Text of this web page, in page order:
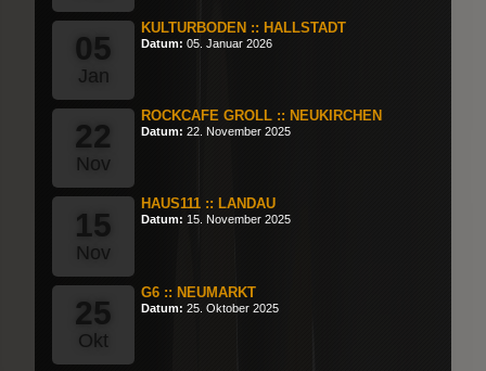
05
Jan
KULTURBODEN :: HALLSTADT
Datum: 05. Januar 2026
22
Nov
ROCKCAFE GROLL :: NEUKIRCHEN
Datum: 22. November 2025
15
Nov
HAUS111 :: LANDAU
Datum: 15. November 2025
25
Okt
G6 :: NEUMARKT
Datum: 25. Oktober 2025